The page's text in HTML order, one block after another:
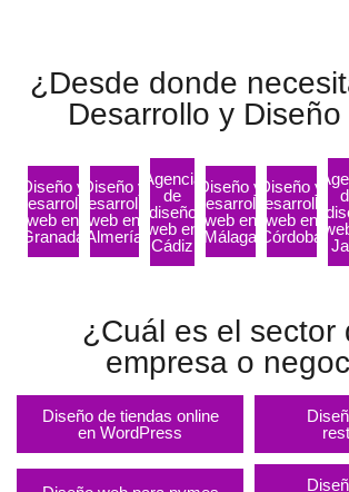
¿Desde donde
Desarrollo y Diseño
Diseño y
Desarrollo
web en
Granada
Diseño y
desarrollo
web en
Almería
Agencia
de
diseño
web en
Cádiz
Diseño y
Desarrollo
web en
Málaga
Diseño y
desarrollo
web en
Córdoba
¿Cuál es el sector
empresa o
Diseño de tiendas online
en WordPress